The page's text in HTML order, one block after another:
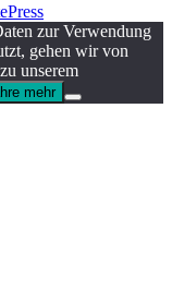
zur Verwendung
gehen wir von
unserem
mehr